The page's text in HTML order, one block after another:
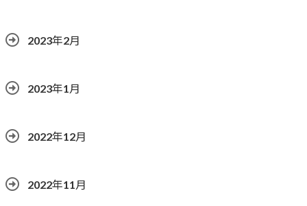
2023年2月
2023年1月
2022年12月
2022年11月